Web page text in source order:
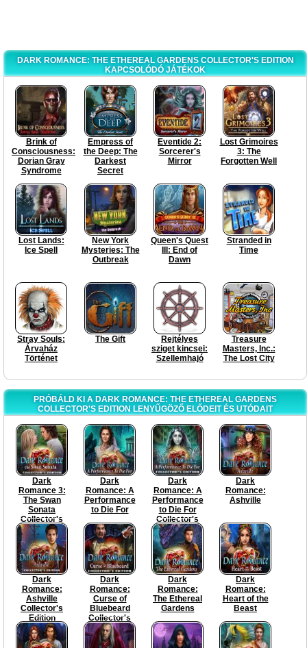
DARK ROMANCE: THE ETHEREAL GARDENS COLLECTOR'S EDITION
KAPCSOLÓDÓ JÁTÉKOK
Brink of
Consciousness:
Dorian Gray
Syndrome
Empress of
the Deep: The
Darkest
Secret
Eventide 2:
Sorcerer's
Mirror
Lost Grimoires
3: The
Forgotten Well
Lost Lands:
Ice Spell
New York
Mysteries: The
Outbreak
Queen's Quest
III: End of
Dawn
Stranded in
Time
Stray Souls:
Árvaház
Történet
The Gift
Rejtélyes
sziget kincsei:
Szellemhajó
Treasure
Masters, Inc.:
The Lost City
PRÓBÁLD KI A DARK ROMANCE: THE ETHEREAL GARDENS
COLLECTOR'S EDITION LENYŰGÖZŐ ELŐDEIT ÉS UTÓDAIT
Dark
Romance 3:
The Swan
Sonata
Collector's
Edition
Dark
Romance: A
Performance
to Die For
Dark
Romance: A
Performance
to Die For
Collector's
Edition
Dark
Romance:
Ashville
Dark
Romance:
Ashville
Collector's
Edition
Dark
Romance:
Curse of
Bluebeard
Collector's
Edition
Dark
Romance:
The Ethereal
Gardens
Dark
Romance:
Heart of the
Beast